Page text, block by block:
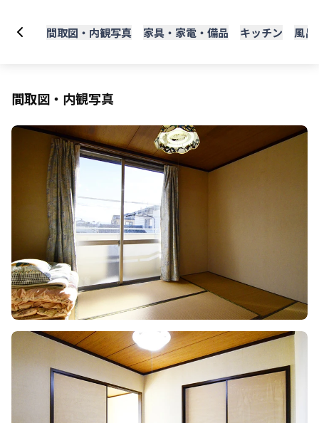
間取図・内観写真 家具・家電・備品 キッチン 風呂
間取図・内観写真